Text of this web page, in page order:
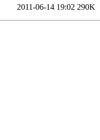
2011-06-14 19:02 290K